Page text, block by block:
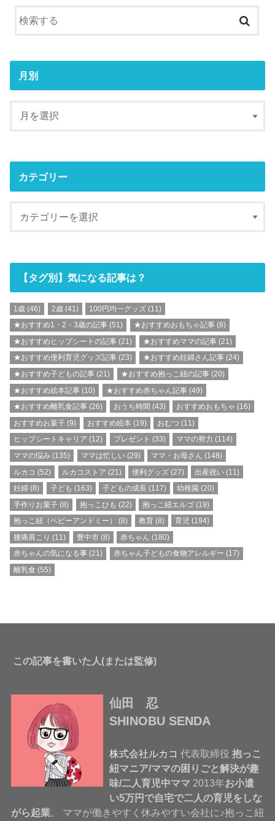
月別
カテゴリー
【タグ別】気になる記事は？
1歳 (46) 2歳 (41) 100円均一グッズ(11)
★おすすめ1・2・3歳の記事 (51) ★おすすめおもちゃ記事(8)
★おすすめヒップシートの記事 (21) ★おすすめママの記事(21)
★おすすめ便利育児グッズ記事 (23) ★おすすめ妊婦さん記事(24)
★おすすめ子どもの記事 (21) ★おすすめ抱っこ紐の記事(20)
★おすすめ絵本記事 (10) ★おすすめ赤ちゃん記事(49)
★おすすめ離乳食記事 (26) おうち時間 (43) おすすめおもちゃ (16)
おすすめお菓子 (9) おすすめ絵本 (19) おむつ (11)
ヒップシートキャリア (12) プレゼント (33) ママの努力 (114)
ママの悩み (135) ママは忙しい(29) ママ・お母さん (148)
ルカコ (52) ルカコストア (21) 便利グッズ(27) 出産祝い (11)
妊婦 (8) 子ども (163) 子どもの成長(117) 幼稚園 (20)
手作りお菓子 (8) 抱っこひも (22) 抱っこ紐エルゴ(19)
抱っこ紐（ベビーアンドミー）
(8) 教育(8) 育児 (194)
腰痛肩こり (11) 豊中市(8) 赤ちゃん (180)
赤ちゃんの気になる事 (21) 赤ちゃん子どもの食物アレルギー (17)
離乳食 (55)
この記事を書いた人(または監修)
仙田 忍
SHINOBU SENDA
株式会社ルカコ 代表取締役抱っこ
紐マニア/ママの困りごと解決が趣
味/二人育児中ママ 2013年お小遣
い5万円で自宅で二人の育児をしな
がら起業。 ママが働きやすく休みやすい会社に♪抱っこ紐